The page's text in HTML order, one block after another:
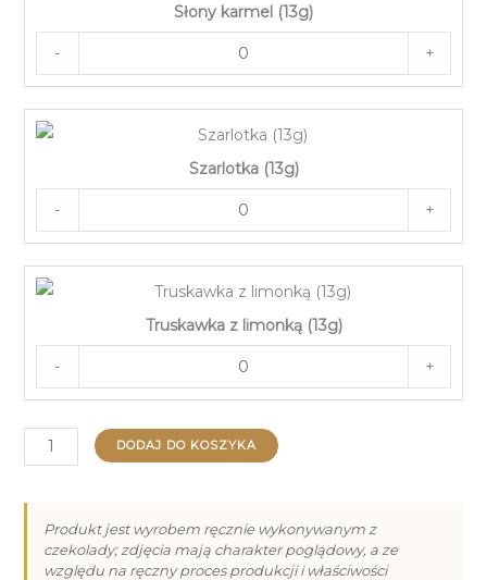
Słony karmel (13g)
- +
Szarlotka (13g)
- +
Truskawka z limonką (13g)
- +
ilość
Praliny
Walentynki
DODAJ DO KOSZYKA
Produkt jest wyrobem ręcznie wykonywanym z
czekolady; zdjęcia mają charakter poglądowy, a ze
względu na ręczny proces produkcji i właściwości